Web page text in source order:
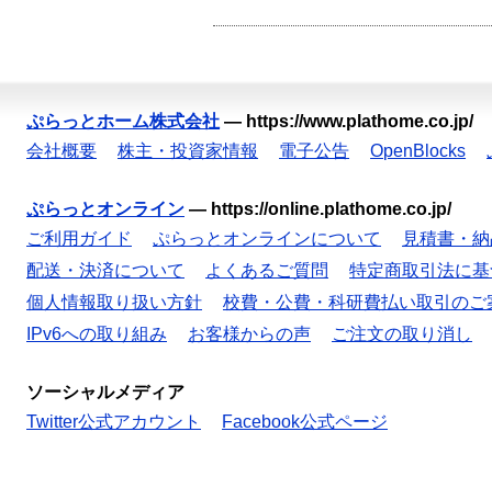
ぷらっとホーム株式会社 — https://www.plathome.co.jp/
会社概要
株主・投資家情報 電子公告 OpenBlocks
ぷらっとオンライン — https://online.plathome.co.jp/
ご利用ガイド
ぷらっとオンラインについて
見積書・
配送・決済について
よくあるご質問
特定商取引法に
個人情報取り扱い方針
校費・公費・科研費払い取引のご
IPv6への取り組み
お客様からの声 ご注文の取り消し
ソーシャルメディア
Twitter公式アカウント
Facebook公式ページ